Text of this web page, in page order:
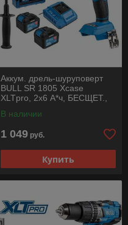
Аккум. дрель-шуруповерт
BULL SR 1805 Xcase
XLTpro, 2х6 А*ч, БЕСЩЕТ.,
мм
В наличии
1 049 руб.
Купить